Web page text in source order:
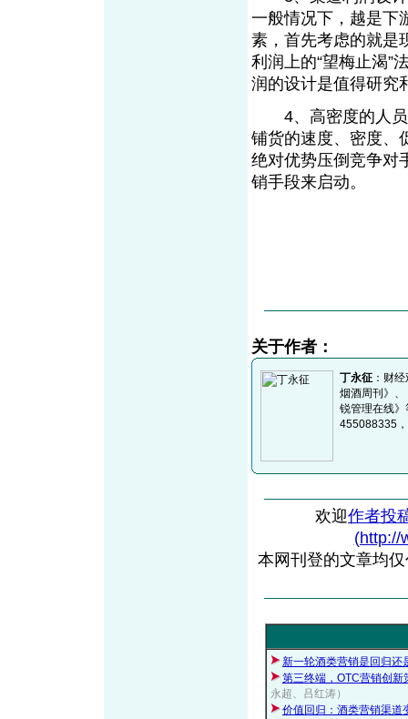
一般情况下，越是下
素，首先考虑的就是
利润上的“望梅止渴”
润的设计是值得研究
4、高密度的人员
铺货的速度、密度、
绝对优势压倒竞争对
销手段来启动。
关于作者：
丁永征 ：财
烟酒周刊》
锐管理在线
455088335
欢迎作者投
(http://
本网刊登的文章均
新一轮酒类营销是回归还
第三终端，OTC营销创
永超、吕红涛）
价值回归：酒类营销渠道